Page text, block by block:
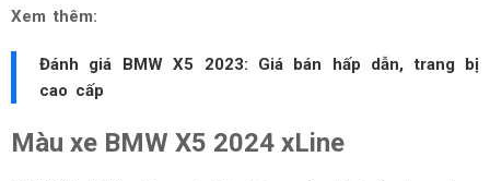
Xem thêm:
Đánh giá BMW X5 2023: Giá bán hấp dẫn, trang bị
cao cấp
Màu xe BMW X5 2024 xLine